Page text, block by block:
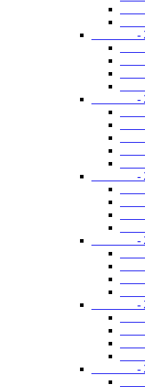
-
-
-
-
-
-
-
-
-
-
-
-
-
-
-
-
-
-
-
-
-
-
-
-
-
-
-
-
-
-